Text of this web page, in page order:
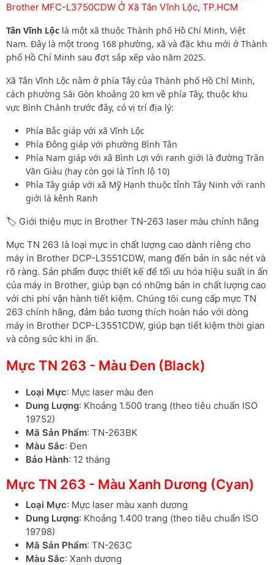
Brother MFC-L3750CDW Ở Xã Tân Vĩnh Lộc, TP.HCM
Tân Vĩnh Lộc là một xã thuộc Thành phố Hồ Chí Minh, Việt
Nam. Đây là một trong 168 phường, xã và đặc khu mới ở Thành
phố Hồ Chí Minh sau đợt sắp xếp vào năm 2025.
Xã Tân Vĩnh Lộc nằm ở phía Tây của Thành phố Hồ Chí Minh,
cách phường Sài Gòn khoảng 20 km về phía Tây, thuộc khu
vực Bình Chánh trước đây, có vị trí địa lý:
Phía Bắc giáp với xã Vĩnh Lộc
Phía Đông giáp với phường Bình Tân
Phía Nam giáp với xã Bình Lợi với ranh giới là đường Trần
Văn Giàu (hay còn gọi là Tỉnh lộ 10)
Phía Tây giáp với xã Mỹ Hạnh thuộc tỉnh Tây Ninh với ranh
giới là kênh Ranh
🏷️ Giới thiệu mực in Brother TN-263 laser màu chính hãng
Mực TN 263 là loại mực in chất lượng cao dành riêng cho
máy in Brother DCP-L3551CDW, mang đến bản in sắc nét và
rõ ràng. Sản phẩm được thiết kế để tối ưu hóa hiệu suất in ấn
của máy in Brother, giúp bạn có những bản in chất lượng cao
với chi phí vận hành tiết kiệm. Chúng tôi cung cấp mực TN
263 chính hãng, đảm bảo tương thích hoàn hảo với dòng
máy in Brother DCP-L3551CDW, giúp bạn tiết kiệm thời gian
và công sức khi in ấn.
Mực TN 263 - Màu Đen (Black)
Loại Mực: Mực laser màu đen
Dung Lượng: Khoảng 1.500 trang (theo tiêu chuẩn ISO
19752)
Mã Sản Phẩm: TN-263BK
Màu Sắc: Đen
Bảo Hành: 12 tháng
Mực TN 263 - Màu Xanh Dương (Cyan)
Loại Mực: Mực laser màu xanh dương
Dung Lượng: Khoảng 1.400 trang (theo tiêu chuẩn ISO
19798)
Mã Sản Phẩm: TN-263C
Màu Sắc: Xanh dương